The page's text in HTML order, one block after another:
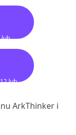
lub
lub
ArkThinker i